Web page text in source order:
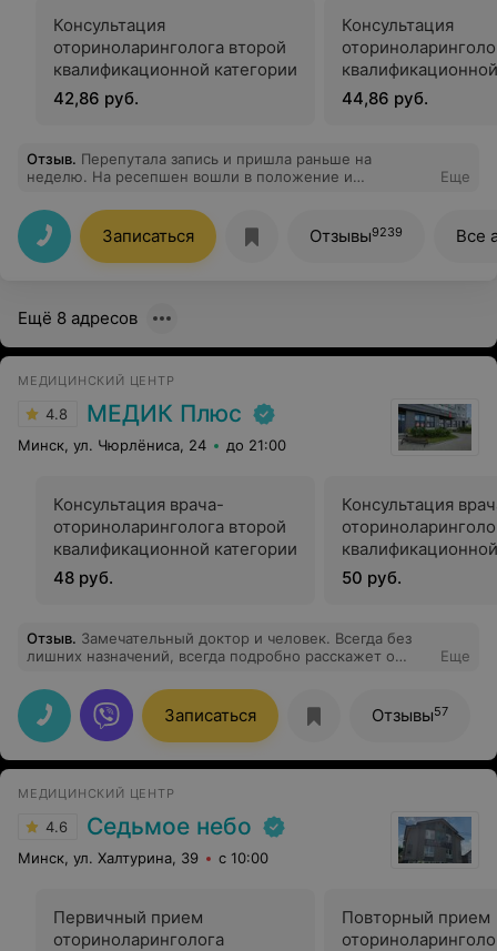
Консультация
оториноларинголога второй
квалификационной категории
42,86 руб.
Консультация
44,86 руб.
Отзыв. Перепутала запись и пришла раньше на
неделю. На ресепшен вошли в положение и
Березко ИМ. давно. Никаких нареканий: по делу, с
позитивным настроем. Был осмотр, цитология и УЗИ.
Дали рекомендации, все пояснили. Спасибо за доброе
отношение. Мой любимый доктор)
Еще
Записаться Отзывы9239 Все
Ещё 8 адресов
МЕДИЦИНСКИЙ ЦЕНТР
4.8 МЕДИК Плюс
Минск, ул. Чюрлёниса, 24 до 21:00
Консультация врача-
оториноларинголога второй
квалификационной категории
48 руб.
Консультация
50 руб.
Отзыв. Замечательный доктор и человек. Всегда без
лишних назначений, всегда подробно расскажет о
Еще
Записаться Отзывы57
МЕДИЦИНСКИЙ ЦЕНТР
4.6 Седьмое небо
Минск, ул. Халтурина, 39 с 10:00
Первичный прием
оториноларинголога
Повторный прием